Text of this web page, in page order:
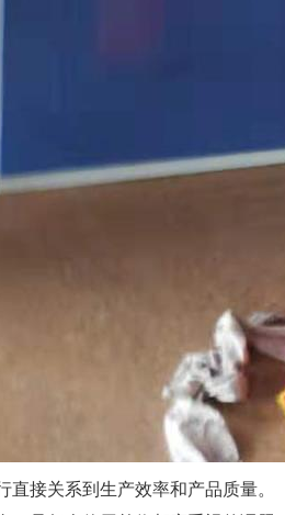
接关系到生产效率和产品质量。